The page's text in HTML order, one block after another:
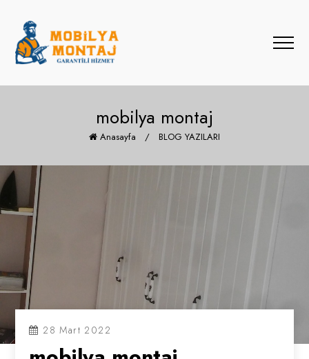
mobilya montaj
Anasayfa / BLOG YAZILARI
28 Mart 2022